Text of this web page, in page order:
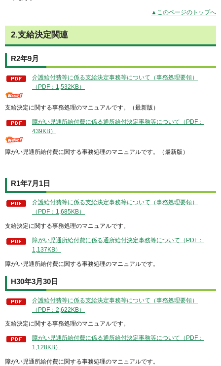
▲このページのトップへ
2.支給決定関連
R2年9月
介護給付費等に係る支給決定事務等について（事務処理要領）
（PDF：1,532KB）
支給決定に関する事務処理のマニュアルです。（最新版）
障がい児通所給付費に係る通所給付決定事務等について（PDF：
439KB）
障がい児通所給付費に関する事務処理のマニュアルです。（最新版）
R1年7月1日
介護給付費等に係る支給決定事務等について（事務処理要領）
（PDF：1,685KB）
支給決定に関する事務処理のマニュアルです。
障がい児通所給付費に係る通所給付決定事務等について（PDF：
1,137KB）
障がい児通所給付費に関する事務処理のマニュアルです。
H30年3月30日
介護給付費等に係る支給決定事務等について（事務処理要領）
（PDF：2,622KB）
支給決定に関する事務処理のマニュアルです。
障がい児通所給付費に係る通所給付決定事務等について（PDF：
1,128KB）
障がい児通所給付費に関する事務処理のマニュアルです。